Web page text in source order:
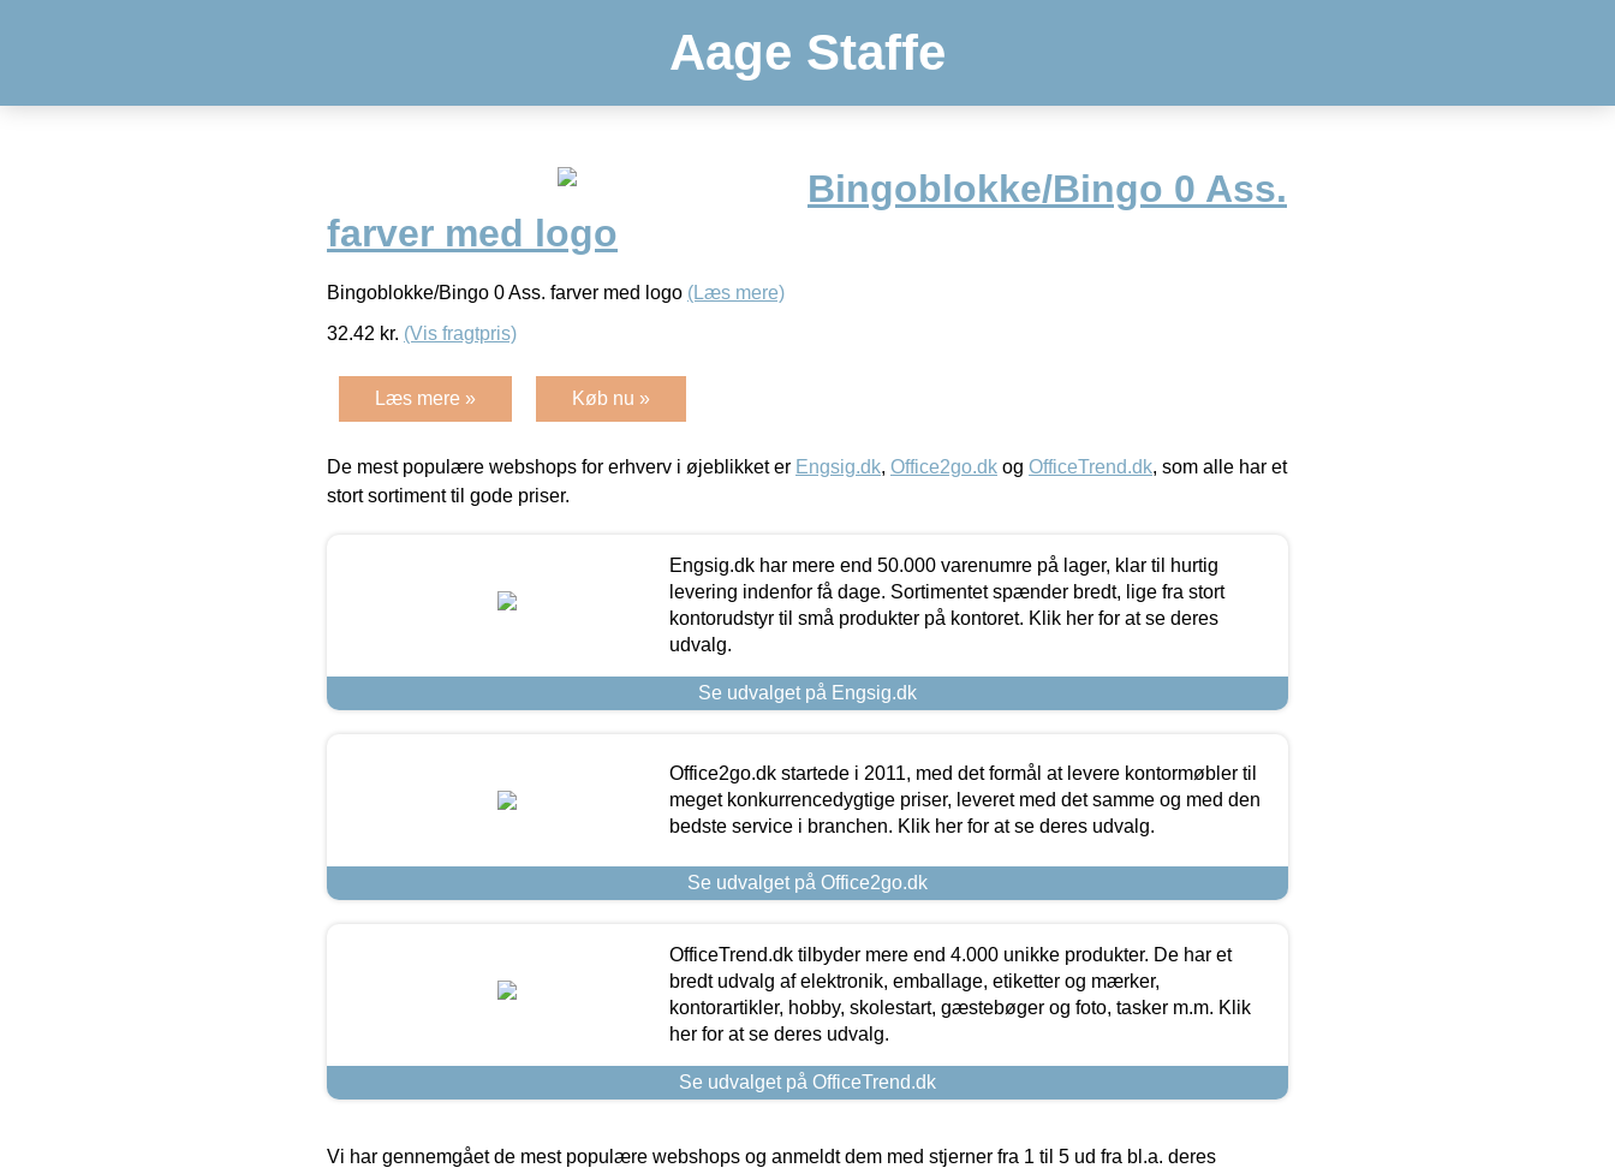
Aage Staffe
Bingoblokke/Bingo 0 Ass.
farver med logo
Bingoblokke/Bingo 0 Ass. farver med logo (Læs mere)
32.42 kr. (Vis fragtpris)
Læs mere » Køb nu »
De mest populære webshops for erhverv i øjeblikket er Engsig.dk, Office2go.dk og OfficeTrend.dk, som alle har et
stort sortiment til gode priser.
Engsig.dk har mere end 50.000 varenumre på lager, klar til hurtig
levering indenfor få dage. Sortimentet spænder bredt, lige fra stort
kontorudstyr til små produkter på kontoret. Klik her for at se deres
udvalg.
Se udvalget på Engsig.dk
Office2go.dk startede i 2011, med det formål at levere kontormøbler til
meget konkurrencedygtige priser, leveret med det samme og med den
bedste service i branchen. Klik her for at se deres udvalg.
Se udvalget på Office2go.dk
OfficeTrend.dk tilbyder mere end 4.000 unikke produkter. De har et
bredt udvalg af elektronik, emballage, etiketter og mærker,
kontorartikler, hobby, skolestart, gæstebøger og foto, tasker m.m. Klik
her for at se deres udvalg.
Se udvalget på OfficeTrend.dk
Vi har gennemgået de mest populære webshops og anmeldt dem med stjerner fra 1 til 5 ud fra bl.a. deres